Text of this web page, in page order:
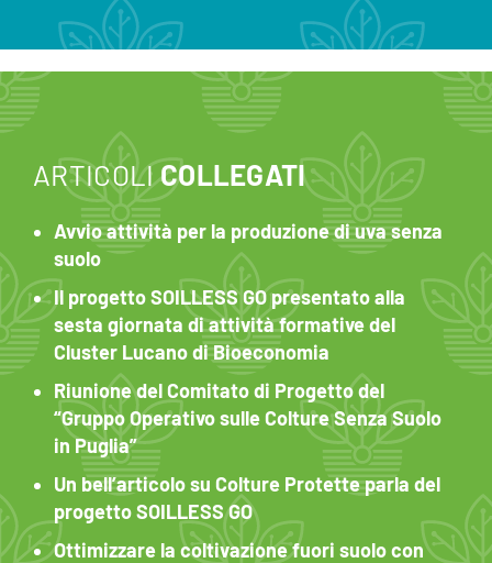
ARTICOLICOLLEGATI
Avvio attività per la produzione di uva senza
suolo
Il progetto SOILLESS GO presentato alla
sesta giornata di attività formative del
Cluster Lucano di Bioeconomia
Riunione del Comitato di Progetto del
“Gruppo Operativo sulle Colture Senza Suolo
in Puglia”
Un bell’articolo su Colture Protette parla del
progetto SOILLESS GO
Ottimizzare la coltivazione fuori suolo con